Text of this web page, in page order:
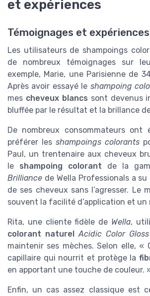
et expériences
Témoignages et expériences
Les utilisateurs de shampoings
de nombreux témoignages sur
exemple, Marie, une Parisienne de
Après avoir essayé le shampoing
mes cheveux blancs sont devenus
bluffée par le résultat et la brillance
De nombreux consommateurs ont
préférer les shampoings colorants
Paul, un trentenaire aux cheveux
le shampoing colorant de la
Brilliance de Wella Professionals a
de ses cheveux sans l’agresser. Le
souvent la facilité d’application et
Rita, une cliente fidèle de Wella,
colorant naturel
Acidic Color Gloss
maintenir ses mèches. Selon elle, «
capillaire qui nourrit et protège la
en apportant une touche de couleur.
Enfin, un cas assez classique est